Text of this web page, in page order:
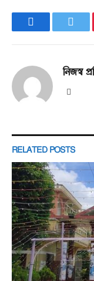
Facebook
নিজস্ব
RELATED POSTS